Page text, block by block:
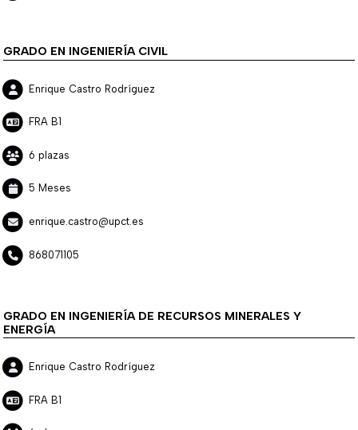
GRADO EN INGENIERÍA CIVIL
Enrique Castro Rodríguez
FRA B1
6 plazas
5 Meses
enrique.castro@upct.es
868071105
GRADO EN INGENIERÍA DE RECURSOS MINERALES Y
ENERGÍA
Enrique Castro Rodríguez
FRA B1